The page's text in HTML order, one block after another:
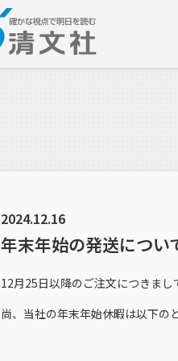
2024.12.16
年末年始の発送につい
12月25日以降のご注文につきま
尚、当社の年末年始休暇は以下の